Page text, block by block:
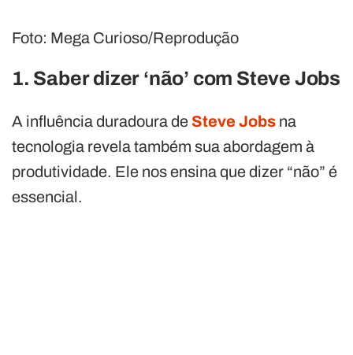
Foto: Mega Curioso/Reprodução
1. Saber dizer ‘não’ com Steve Jobs
A influência duradoura de Steve Jobs na
tecnologia revela também sua abordagem à
produtividade. Ele nos ensina que dizer “não” é
essencial.